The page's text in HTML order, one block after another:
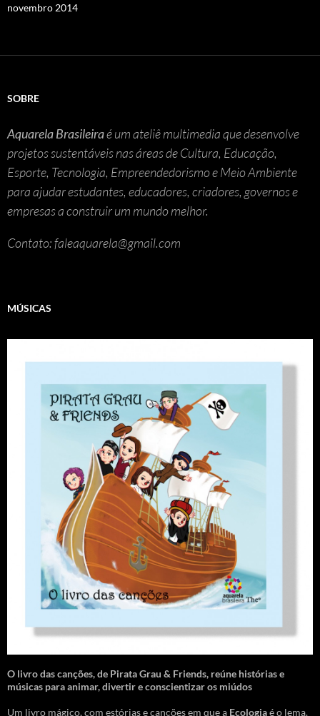
novembro 2014
SOBRE
Aquarela Brasileiraé um ateliê multimedia que desenvolve
projetos sustentáveis nas áreas de Cultura, Educação,
Esporte, Tecnologia, Empreendedorismo e Meio Ambiente
para ajudar estudantes, educadores, criadores, governos e
empresas a construir um mundo melhor.
Contato: faleaquarela@gmail.com
MÚSICAS
O livro das canções,de Pirata Grau & Friends, reúne histórias e
músicas para animar, divertir e conscientizar os miúdos
Um livro mágico, com estórias e canções em que a Ecologiaé o lema.